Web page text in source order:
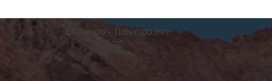
El tiempo - Tutiempo.net
-->